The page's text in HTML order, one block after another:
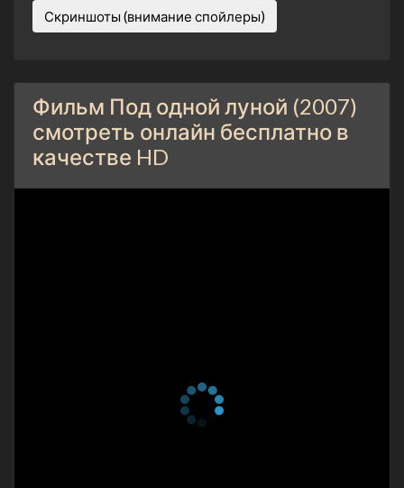
Скриншоты (внимание спойлеры)
Фильм Под одной луной (2007)
смотреть онлайн бесплатно в
качестве HD